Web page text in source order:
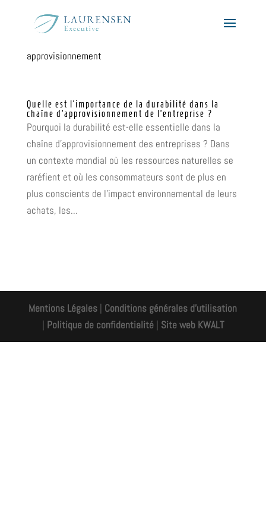
approvisionnement
Quelle est l’importance de la durabilité dans la
chaîne d’approvisionnement de l’entreprise ?
Pourquoi la durabilité est-elle essentielle dans la
chaîne d'approvisionnement des entreprises ? Dans
un contexte mondial où les ressources naturelles se
raréfient et où les consommateurs sont de plus en
plus conscients de l'impact environnemental de leurs
achats, les...
Mentions Légales | Conditions générales d'utilisation
| Politique de confidentialité| Site web KWALT